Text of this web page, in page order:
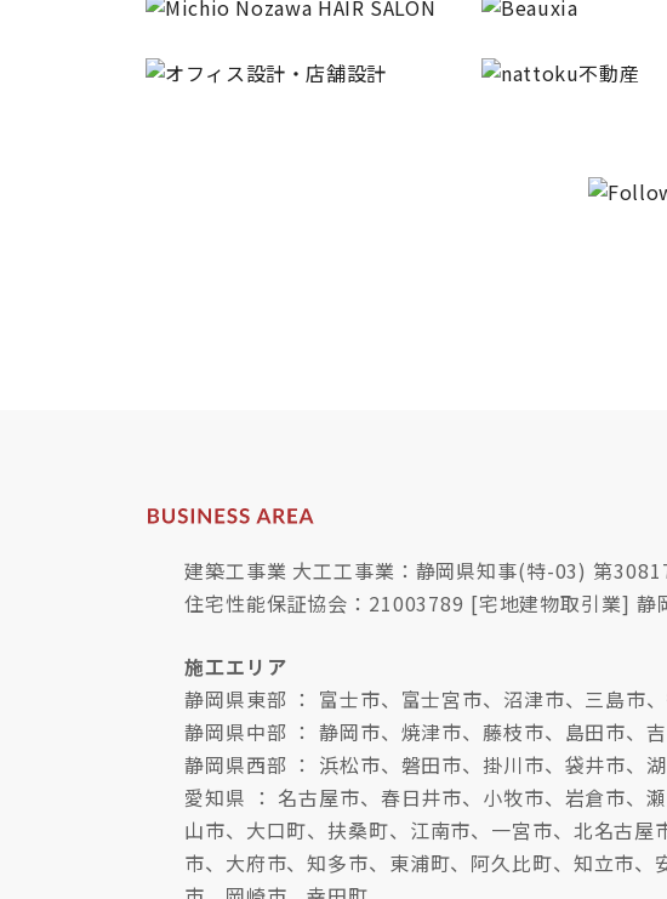
建築工事業 大工工事業：静岡県知事(特-03) 第
住宅性能保証協会：21003789 [宅地建物取引業] 静
施工エリア
静岡県東部 ： 富士市、富士宮市、沼津市、三島市
静岡県中部 ： 静岡市、焼津市、藤枝市、島田市、
静岡県西部 ： 浜松市、磐田市、掛川市、袋井市、
愛知県 ： 名古屋市、春日井市、小牧市、岩倉市、
山市、大口町、扶桑町、江南市、一宮市、北名古
市、大府市、知多市、東浦町、阿久比町、知立市